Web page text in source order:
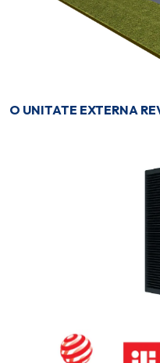
O UNITATE EXTERNA